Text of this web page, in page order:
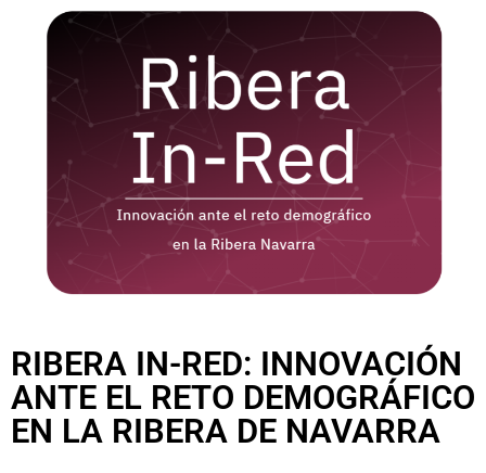
RIBERA IN-RED: INNOVACIÓN
ANTE EL RETO DEMOGRÁFICO
EN LA RIBERA DE NAVARRA